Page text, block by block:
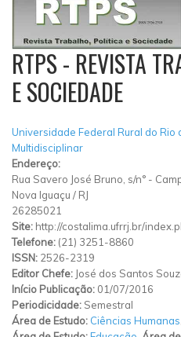
RTPS - REVISTA
E SOCIEDADE
Universidade Federal Rural do Rio
Multidisciplinar
Endereço:
Rua Savero José Bruno, s/n° -
Nova Iguaçu / RJ
26285021
Site: http://costalima.ufrrj.br/
Telefone: (21) 3251-8860
ISSN: 2526-2319
Editor Chefe: José dos Santos
Início Publicação: 01/07/2016
Periodicidade: Semestral
Área de Estudo: Ciências Humanas